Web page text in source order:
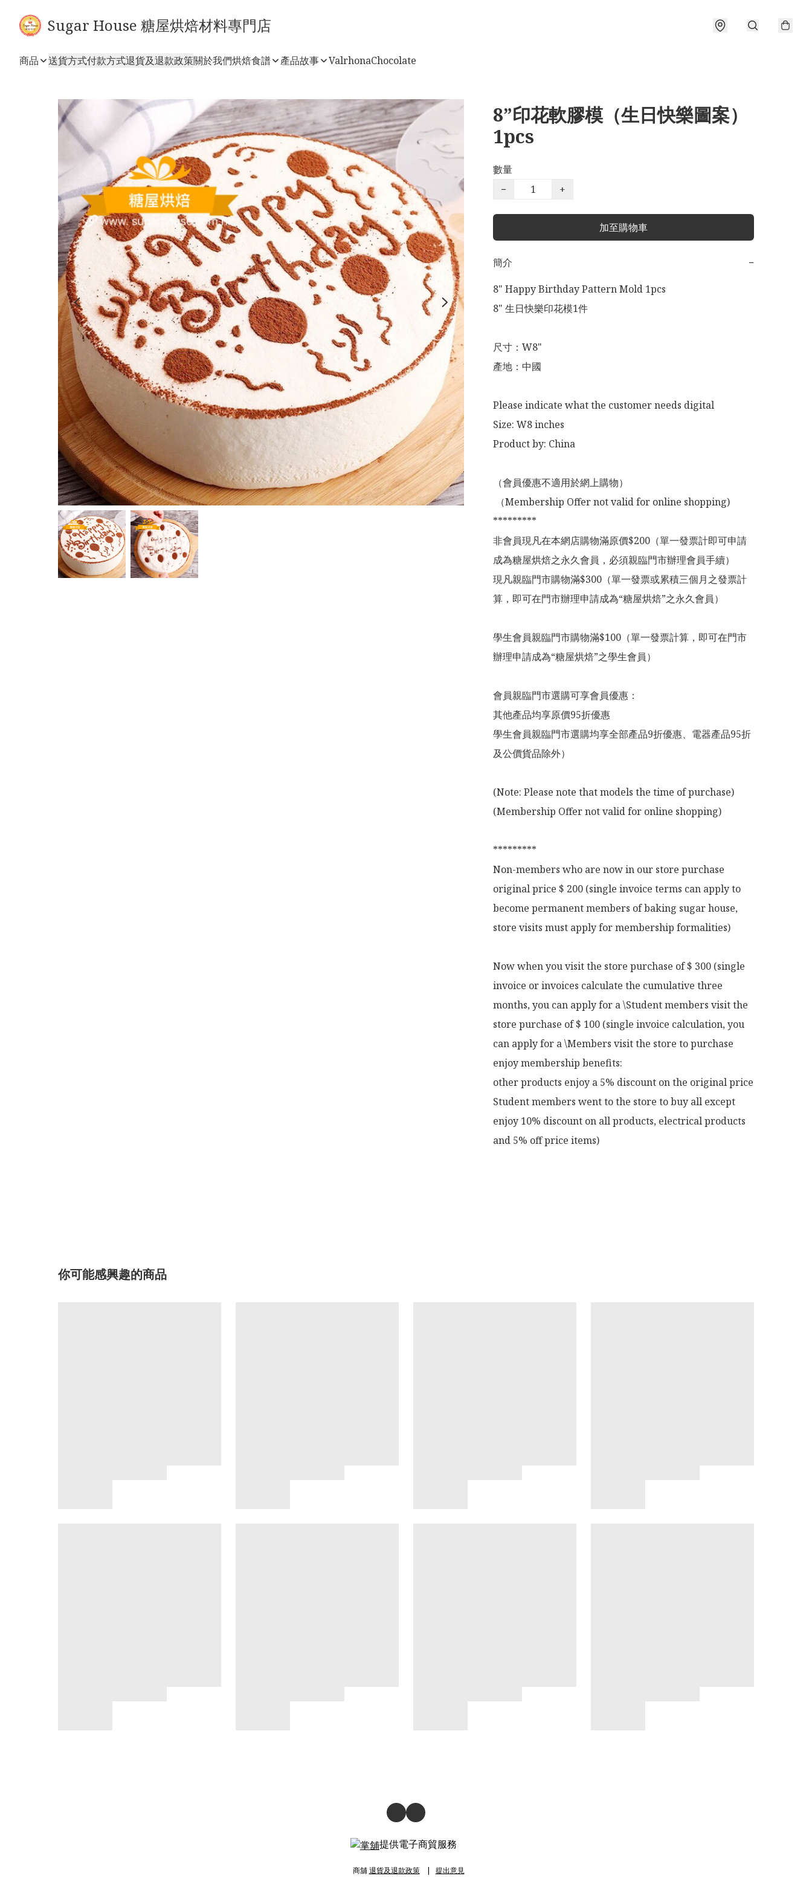
Sugar House 糖屋烘焙材料專門店
商品 送貨方式付款方式退貨及退款政策關於我們烘焙食譜 產品故事 ValrhonaChocolate
8”印花軟膠模（生日快樂圖案）
1pcs
數量
−
+
加至購物車
簡介
−
8" Happy Birthday Pattern Mold 1pcs
8" 生日快樂印花模1件
尺寸：W8"
產地：中國
Please indicate what the customer needs digital
Size: W8 inches
Product by: China
（會員優惠不適用於網上購物）
*********
非會員現凡在本網店購物滿原價$200（單一發票計即可申請
成為糖屋烘焙之永久會員，必須親臨門市辦理會員手續）
現凡親臨門市購物滿$300（單一發票或累積三個月之發票計
算，即可在門市辦理申請成為“糖屋烘焙”之永久會員）
學生會員親臨門市購物滿$100（單一發票計算，即可在門市
辦理申請成為“糖屋烘焙”之學生會員）
會員親臨門市選購可享會員優惠：
其他產品均享原價95折優惠
學生會員親臨門市選購均享全部產品9折優惠、電器產品95折
及公價貨品除外）
(Note: Please note that models the time of purchase)
(Membership Offer not valid for online shopping)
*********
Non-members who are now in our store purchase
original price $ 200 (single invoice terms can apply to
become permanent members of baking sugar house,
store visits must apply for membership formalities)
Now when you visit the store purchase of $ 300 (single
invoice or invoices calculate the cumulative three
months, you can apply for a \Student members visit the
store purchase of $ 100 (single invoice calculation, you
can apply for a \Members visit the store to purchase
enjoy membership benefits:
other products enjoy a 5% discount on the original price
Student members went to the store to buy all except
enjoy 10% discount on all products, electrical products
and 5% off price items)
你可能感興趣的商品
提供電子商貿服務
商舖退貨及退款政策 提出意見